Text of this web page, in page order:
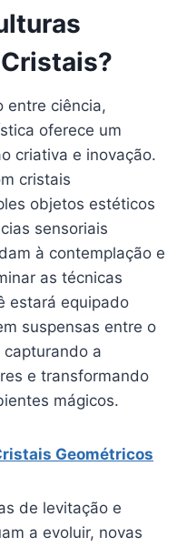
entre ciência,
oferece um
criativa e inovação.
cristais
objetos estéticos
sensoriais
à contemplação e
as técnicas
estará equipado
suspensas entre o
a
e transformando
mágicos.
Geométricos
de levitação e
a evoluir, novas